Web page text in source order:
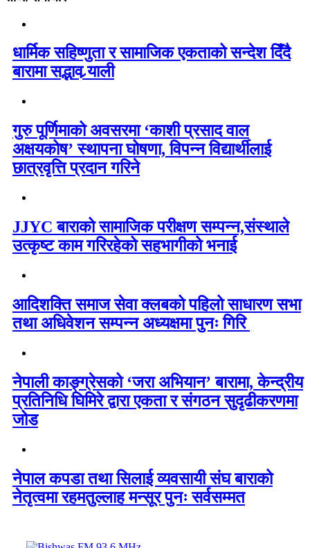
धार्मिक सहिष्णुता र सामाजिक एकताको सन्देश दिँदै
बारामा सद्भाव र्‍याली
गुरु पूर्णिमाको अवसरमा ‘काशी प्रसाद वाल
अक्षयकोष’ स्थापना घोषणा, विपन्न विद्यार्थीलाई
छात्रवृत्ति प्रदान गरिने
JJYC बाराको सामाजिक परीक्षण सम्पन्न,संस्थाले
उत्कृष्ट काम गरिरहेको सहभागीको भनाई
आदिशक्ति समाज सेवा क्लबको पहिलो साधारण सभा
तथा अधिवेशन सम्पन्न अध्यक्षमा पुनः गिरि
नेपाली काङ्ग्रेसको ‘जरा अभियान’ बारामा, केन्द्रीय
प्रतिनिधि घिमिरे द्वारा एकता र संगठन सुदृढीकरणमा
जोड
नेपाल कपडा तथा सिलाई व्यवसायी संघ बाराको
नेतृत्वमा रहमतुल्लाह मन्सूर पुनः सर्वसम्मत